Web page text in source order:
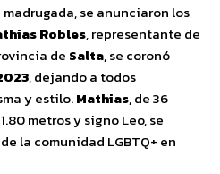
se anunciaron los
Robles, representante de
de Salta, se coronó
, dejando a todos
y estilo.Mathias, de 36
metros y signo Leo, se
la comunidad LGBTQ+ en